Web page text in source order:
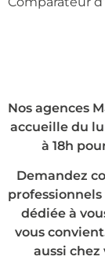
Nos agences
accueille du
à 18h
Demandez
dédiée à
vous
aussi